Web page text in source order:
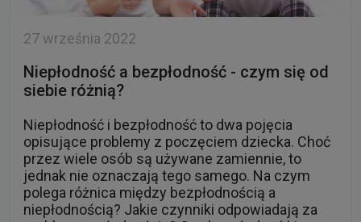
Niepłodność a bezpłodność - czym się od
siebie różnią?
Niepłodność i bezpłodność to dwa pojęcia
opisujące problemy z poczęciem dziecka. Choć
jednak nie oznaczają tego samego. Na czym
polega różnica między bezpłodnością a
niepłodnością? Jakie czynniki odpowiadają za
problemy z płodnością? Czy bezpłodność i
niepłodność można diagnozować i leczyć? To
pytania, na które odpowiadamy w tym artykule.